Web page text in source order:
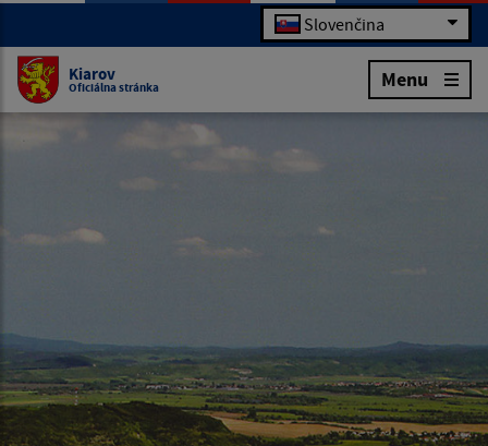
Slovenčina
Kiarov
Oficiálna stránka Menu